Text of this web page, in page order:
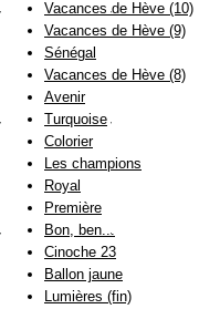
Vacances de Hève (10)
Vacances de Hève (9)
Sénégal
Vacances de Hève (8)
Avenir
Turquoise
Colorier
Les champions
Royal
Première
Bon, ben...
Cinoche 23
Ballon jaune
Lumières (fin)